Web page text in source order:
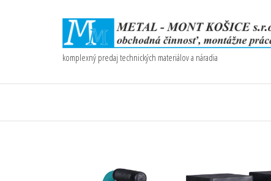
komplexný predaj technických materiálov a náradia